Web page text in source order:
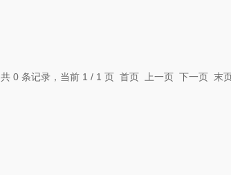
共 0 条记录，当前 1 / 1 页 首页 上一页 下一页 末